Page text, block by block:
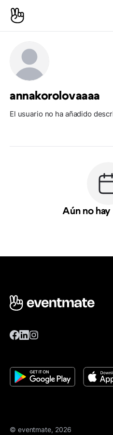
annakorolovaaaa
El usuario no ha añadido
Aún no hay
© eventmate, 2026